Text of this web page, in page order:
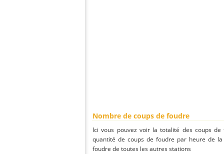
Nombre de coups de foudre
Ici vous pouvez voir la totalité des coups
quantité de coups de foudre par heure de
foudre de toutes les autres stations